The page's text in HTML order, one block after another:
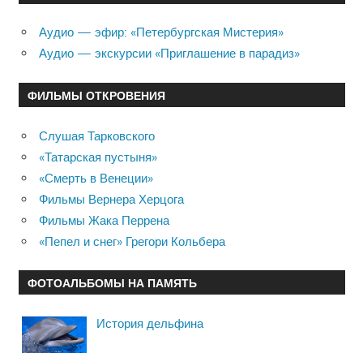
Аудио — эфир: «Петербургская Мистерия»
Аудио — экскурсии «Приглашение в парадиз»
ФИЛЬМЫ ОТКРОВЕНИЯ
Слушая Тарковского
«Татарская пустыня»
«Смерть в Венеции»
Фильмы Вернера Херцога
Фильмы Жака Перрена
«Пепел и снег» Грегори Кольбера
ФОТОАЛЬБОМЫ НА ПАМЯТЬ
История дельфина